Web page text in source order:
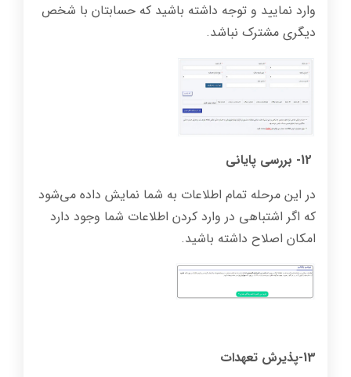
وارد نمایید و توجه داشته باشید که حسابتان با شخص
دیگری مشترک نباشد.
در این مرحله تمام اطلاعات به شما نمایش داده می‌شود
که اگر اشتباهی در وارد کردن اطلاعات شما وجود دارد
امکان اصلاح داشته باشید.
13-پذیرش تعهدات